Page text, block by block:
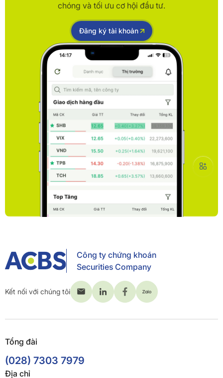
chóng và tối ưu cơ hội đầu tư.
Đăng ký tài khoản
Công ty chứng khoán
Securities Company
Kết nối với chúng tôi
Tổng đài
(028) 7303 7979
Địa chỉ